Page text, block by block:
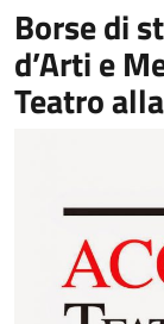
Borse di
d’Arti e
Teatro